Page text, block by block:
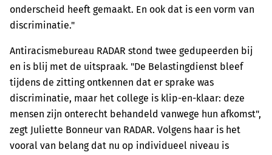
onderscheid heeft gemaakt. En ook dat is een vorm van
discriminatie."
Antiracismebureau RADAR stond twee gedupeerden bij
en is blij met de uitspraak. "De Belastingdienst bleef
tijdens de zitting ontkennen dat er sprake was
discriminatie, maar het college is klip-en-klaar: deze
mensen zijn onterecht behandeld vanwege hun afkomst",
zegt Juliette Bonneur van RADAR. Volgens haar is het
vooral van belang dat nu op individueel niveau is